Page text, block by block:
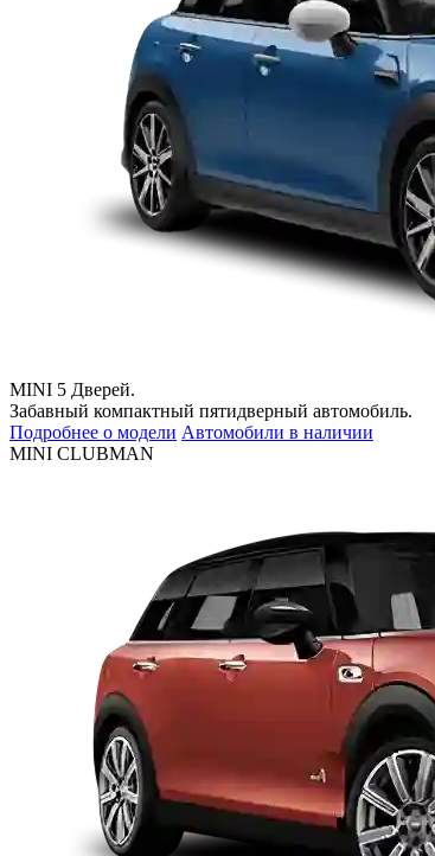
MINI 5 Дверей.
Забавный компактный пятидверный автомобиль.
Подробнее о модели Автомобили в наличии
MINI CLUBMAN